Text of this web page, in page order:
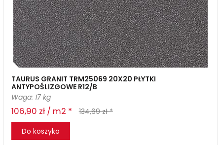
TAURUS GRANIT TRM25069 20X20 PŁYTKI
ANTYPOŚLIZGOWE R12/B
Waga: 17 kg
106,90 zł / m2 *
134,69 zł *
Do koszyka